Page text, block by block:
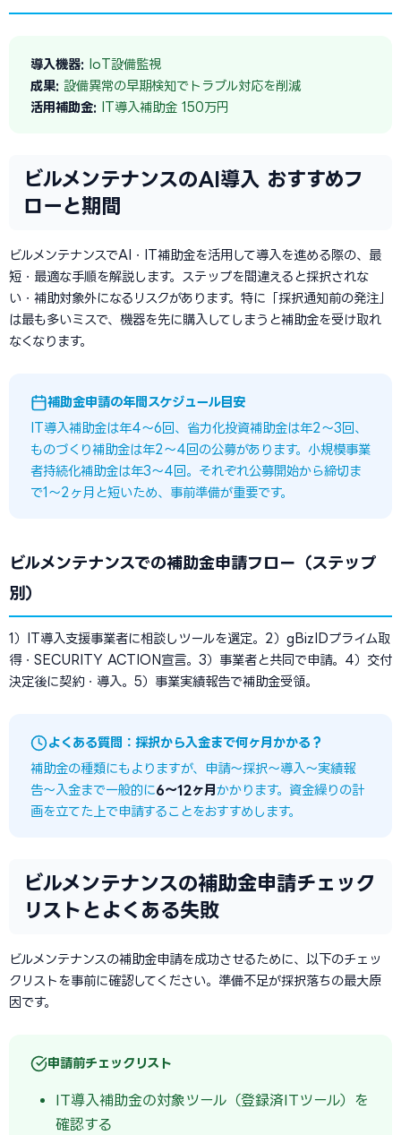
導入機器: IoT設備監視
成果: 設備異常の早期検知でトラブル対応を削減
活用補助金: IT導入補助金 150万円
ビルメンテナンスのAI導入 おすすめフ
ローと期間
ビルメンテナンスでAI・IT補助金を活用して導入を進める際の、最
短・最適な手順を解説します。ステップを間違えると採択されな
い・補助対象外になるリスクがあります。特に「採択通知前の発注」
は最も多いミスで、機器を先に購入してしまうと補助金を受け取れ
なくなります。
補助金申請の年間スケジュール目安
IT導入補助金は年4〜6回、省力化投資補助金は年2〜3回、
ものづくり補助金は年2〜4回の公募があります。小規模事業
者持続化補助金は年3〜4回。それぞれ公募開始から締切ま
で1〜2ヶ月と短いため、事前準備が重要です。
ビルメンテナンスでの補助金申請フロー（ステップ
別）
1）IT導入支援事業者に相談しツールを選定。2）gBizIDプライム取
得・SECURITY ACTION宣言。3）事業者と共同で申請。4）交付
決定後に契約・導入。5）事業実績報告で補助金受領。
よくある質問：採択から入金まで何ヶ月かかる？
補助金の種類にもよりますが、申請〜採択〜導入〜実績報
告〜入金まで一般的に6〜12ヶ月 かかります。資金繰りの計
画を立てた上で申請することをおすすめします。
ビルメンテナンスの補助金申請チェック
リストとよくある失敗
ビルメンテナンスの補助金申請を成功させるために、以下のチェッ
クリストを事前に確認してください。準備不足が採択落ちの最大原
因です。
申請前チェックリスト
IT導入補助金の対象ツール（登録済ITツール）を
確認する